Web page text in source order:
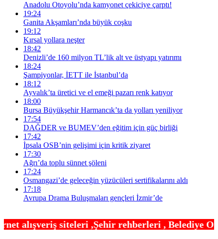
Anadolu Otoyolu’nda kamyonet çekiciye çarptı!
19:24
Ganita Akşamları’nda büyük coşku
19:12
Kırsal yollara neşter
18:42
Denizli’de 160 milyon TL’lik alt ve üstyapı yatırımı
18:24
Şampiyonlar, İETT ile İstanbul’da
18:12
Ayvalık’ta üretici ve el emeği pazarı renk katıyor
18:00
Bursa Büyükşehir Harmancık’ta da yolları yeniliyor
17:54
DAĞDER ve BUMEV’den eğitim için güç birliği
17:42
İpsala OSB’nin gelişimi için kritik ziyaret
17:30
Ağrı’da toplu sünnet şöleni
17:24
Osmangazi’de geleceğin yüzücüleri sertifikalarını aldı
17:18
Avrupa Drama Buluşmaları gençleri İzmir’de
siteleri ,Şehir rehberleri , Belediye